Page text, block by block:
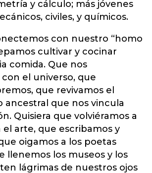
y cálculo; más jóvenes
civiles, y químicos.
con nuestro “homo
cultivar y cocinar
comida. Que nos
el universo, que
que revivamos el
ancestral que nos vincula
Quisiera que volviéramos a
arte, que escribamos y
oigamos a los poetas
llenemos los museos y los
lágrimas de nuestros ojos